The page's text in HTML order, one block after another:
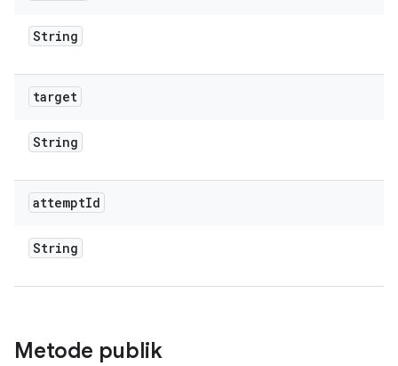
String
target
String
attemptId
String
Metode publik